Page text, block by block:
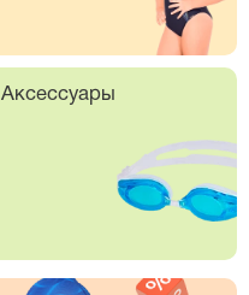
Аксессуары